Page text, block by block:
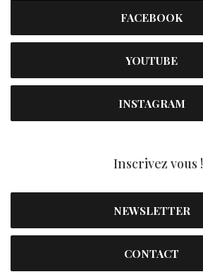
FACEBOOK
YOUTUBE
INSTAGRAM
Inscrivez vous !
NEWSLETTER
CONTACT